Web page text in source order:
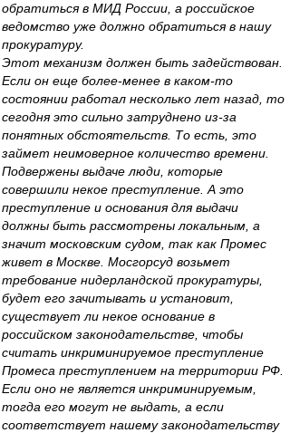
обратиться в МИД России, а российское
ведомство уже должно обратиться в нашу
прокуратуру.
Этот механизм должен быть задействован.
Если он еще более‑менее в каком‑то
состоянии работал несколько лет назад, то
сегодня это сильно затруднено из‑за
понятных обстоятельств. То есть, это
займет неимоверное количество времени.
Подвержены выдаче люди, которые
совершили некое преступление. А это
преступление и основания для выдачи
должны быть рассмотрены локальным, а
значит московским судом, так как Промес
живет в Москве. Мосгорсуд возьмет
требование нидерландской прокуратуры,
будет его зачитывать и установит,
существует ли некое основание в
российском законодательстве, чтобы
считать инкриминируемое преступление
Промеса преступлением на территории РФ.
Если оно не является инкриминируемым,
тогда его могут не выдать, а если
соответствует нашему законодательству